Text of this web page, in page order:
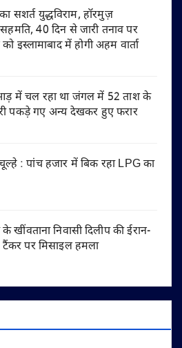
सशर्त युद्धविराम, हॉरमुज़
40 दिन से जारी तनाव पर
इस्लामाबाद में होगी अहम वार्ता
आड़ में चल रहा था जंगल में 52 ताश के
पकड़े गए अन्य देखकर हुए फरार
: पांच हजार में बिक रहा LPG का
खींवताना निवासी दिलीप की ईरान-
पर मिसाइल हमला